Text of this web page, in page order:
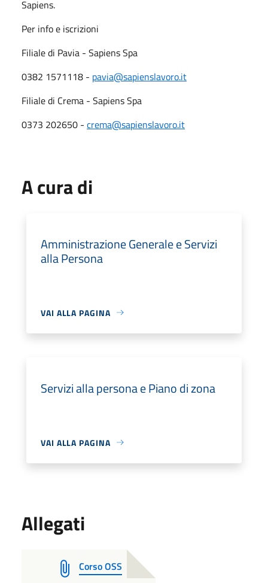
Sapiens.
Per info e iscrizioni
Filiale di Pavia - Sapiens Spa
0382 1571118 - pavia@sapienslavoro.it
Filiale di Crema - Sapiens Spa
0373 202650 - crema@sapienslavoro.it
A cura di
Amministrazione Generale e Servizi
alla Persona
VAI ALLA PAGINA
Servizi alla persona e Piano di zona
VAI ALLA PAGINA
Allegati
Corso OSS